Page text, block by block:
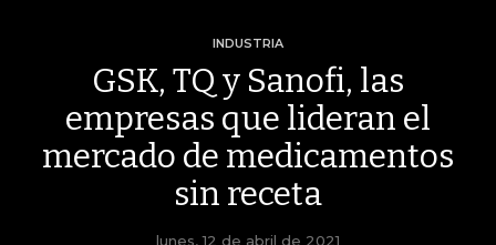
INDUSTRIA
GSK, TQ y Sanofi, las
empresas que lideran el
mercado de medicamentos
sin receta
lunes, 12 de abril de 2021